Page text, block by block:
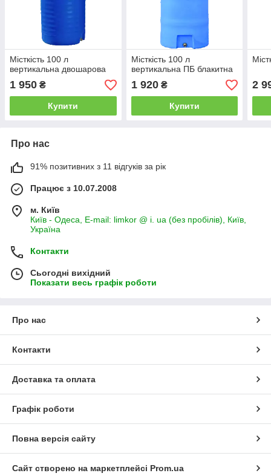
Місткість 100 л
вертикальна двошарова
1 950 ₴
Купити
Місткість 100 л
вертикальна ПБ блакитна
1 920₴
Купити
2
Про нас
91% позитивних з 11 відгуків за рік
Працює з 10.07.2008
м. Київ
Київ - Одеса, E-mail: limkor @ i. ua (без пробілів), Київ,
Україна
Контакти
Сьогодні вихідний
Показати весь графік роботи
Про нас
Контакти
Доставка та оплата
Графік роботи
Повна версія сайту
Сайт створено на маркетплейсі Prom.ua